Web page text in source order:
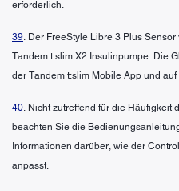
erforderlich.
39. Der FreeStyle Libre 3 Plus
Tandem t:slim X2 Insulinpumpe. Die
der Tandem t:slim Mobile App und
40. Nicht zutreffend für die Häufigkeit
beachten Sie die
Informationen darüber, wie der
anpasst.